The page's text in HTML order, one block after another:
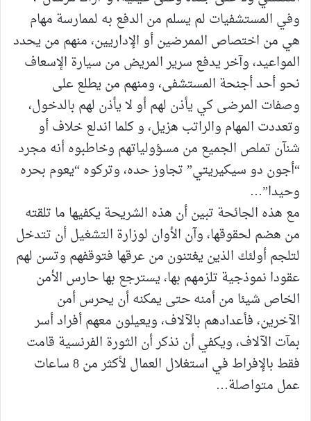
وفي المستشفيات لم يسلم من الدفع به لممارسة مهام
هي من اختصاص الممرضين أو الإداريين، منهم من يحدد
المواعيد، وآخر يدفع سرير المريض من سيارة الإسعاف
نحو أحد أجنحة المستشفى، ومنهم من يطلع على
وصفات المرضى كي يأذن لهم أو لا يأذن لهم بالدخول،
وتعددت المهام والراتب هزيل، و كلما اندلع خلاف أو
شنآن تملص الجميع من مسؤولياتهم وخاطبوه أنه مجرد
“أجون دو سيكيريتي” تجاوز حده، وتركوه “يعوم بحره
وحيدا”…
مع هذه الجائحة تبين أن هذه الشريحة يكفيها ما تلقته
من هضم لحقوقها، وآن الأوان لوزارة التشغيل أن تتدخل
لتلجم أولئك الذين يغتنون من عرقها فتوقفهم وتسن لهم
عقودا نموذجية تلزمهم بها، يسترجع بها حارس الأمن
الخاص شيئا من أمنه حتى يمكنه أن يحرس أمن
الآخرين، فأعدادهم بالآلاف، ويعيلون معهم أفراد أسر
بمآت الآلاف، ويكفي أن نذكر أن الثورة الفرنسية قامت
فقط بالإفراط في استغلال العمال لأكثر من 8 ساعات
عمل متواصلة…